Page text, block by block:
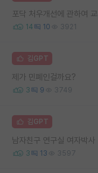
포닥 처우개선에 관하여
14 10 3921
김GPT
제가 민폐인걸까요?
3 9 3749
김GPT
남자친구 연구실 여자박사
3 13 3597